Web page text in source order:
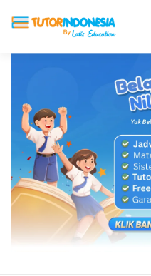
ABOUT US
BIAYA LES
BLOG DAFTAR